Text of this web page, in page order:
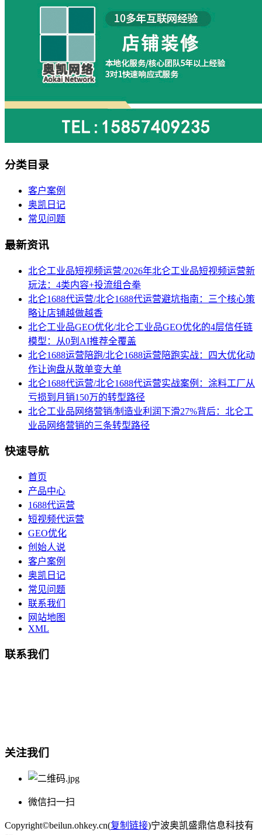
分类目录
客户案例
奥凯日记
常见问题
最新资讯
北仑工业品短视频运营/2026年北仑工业品短视频运营新
玩法：4类内容+投流组合拳
北仑1688代运营/北仑1688代运营避坑指南：三个核心策
略让店铺越做越香
北仑工业品GEO优化/北仑工业品GEO优化的4层信任链
模型：从0到AI推荐全覆盖
北仑1688运营陪跑/北仑1688运营陪跑实战：四大优化动
作让询盘从散单变大单
北仑1688代运营/北仑1688代运营实战案例：涂料工厂从
亏损到月销150万的转型路径
北仑工业品网络营销/制造业利润下滑27%背后：北仑工
业品网络营销的三条转型路径
快速导航
首页
产品中心
1688代运营
短视频代运营
GEO优化
创始人说
客户案例
奥凯日记
常见问题
联系我们
网站地图
XML
联系我们
关注我们
微信扫一扫
Copyright©beilun.ohkey.cn(复制链接)宁波奥凯盛鼎信息科技有